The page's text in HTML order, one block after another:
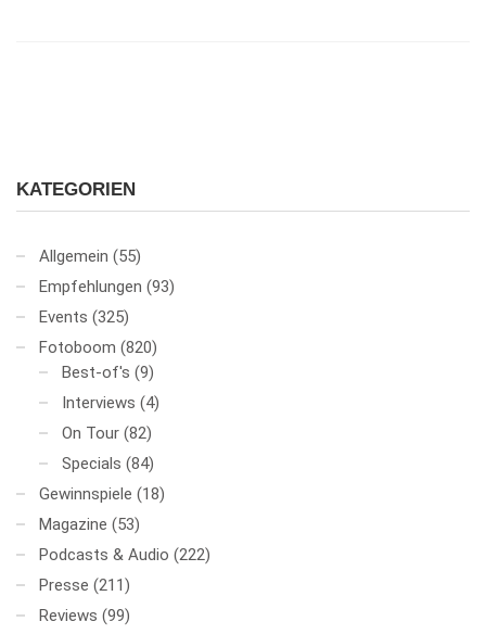
KATEGORIEN
Allgemein (55)
Empfehlungen (93)
Events (325)
Fotoboom (820)
Best-of's (9)
Interviews (4)
On Tour (82)
Specials (84)
Gewinnspiele (18)
Magazine (53)
Podcasts & Audio (222)
Presse (211)
Reviews (99)